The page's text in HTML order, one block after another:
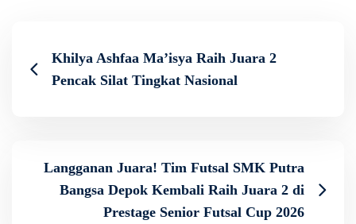
Khilya Ashfaa Ma’isya Raih Juara 2
Pencak Silat Tingkat Nasional
Langganan Juara! Tim Futsal SMK Putra
Bangsa Depok Kembali Raih Juara 2 di
Prestage Senior Futsal Cup 2026